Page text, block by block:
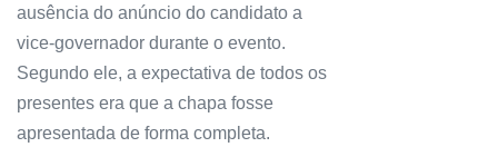
ausência do anúncio do candidato a
vice-governador durante o evento.
Segundo ele, a expectativa de todos os
presentes era que a chapa fosse
apresentada de forma completa.